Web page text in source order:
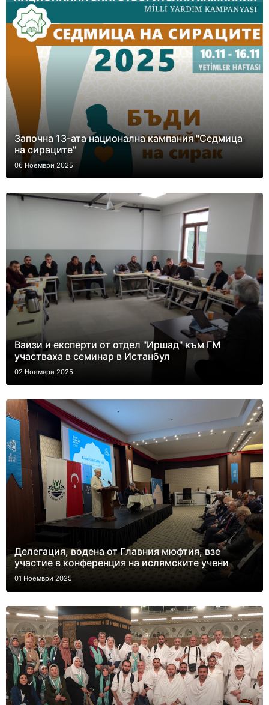
Започна 13-ата национална кампания "Седмица
на сираците"
06 Ноември 2025
Ваизи и експерти от отдел "Иршад" към ГМ
участваха в семинар в Истанбул
02 Ноември 2025
Делегация, водена от Главния мюфтия, взе
участие в конференция на ислямските учени
01 Ноември 2025